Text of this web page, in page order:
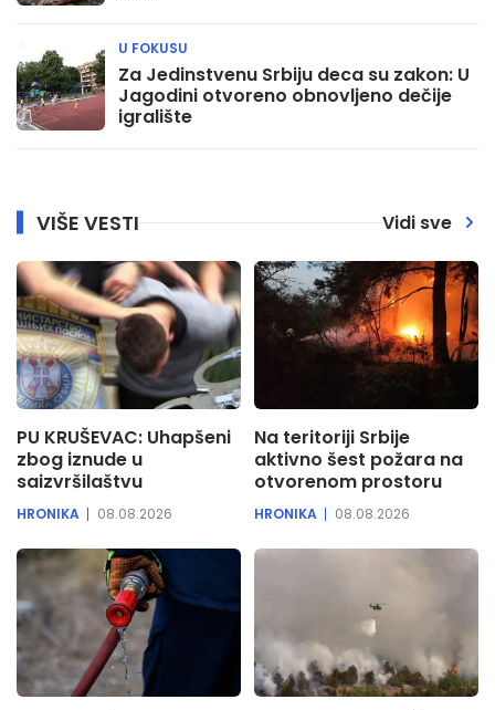
Za Jedinstvenu Srbiju deca su zakon: U
Jagodini otvoreno obnovljeno dečije
igralište
U FOKUSU
VIŠE VESTI Vidi sve
PU KRUŠEVAC: Uhapšeni
zbog iznude u
saizvršilaštvu
HRONIKA 08.08.2026
Na teritoriji Srbije
aktivno šest požara na
otvorenom prostoru
HRONIKA 08.08.2026